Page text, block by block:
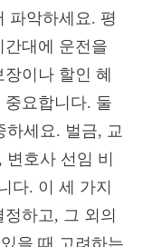
파악하세요. 평
대에 운전을
이나 할인 혜
요합니다. 둘
하세요. 벌금, 교
변호사 선임 비
다. 이 세 가지
하고, 그 외의
을 때 고려하는